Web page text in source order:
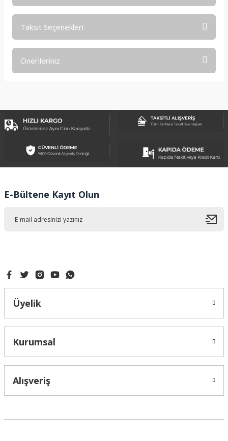
Taksit Seçenekleri
Önerileriniz
Görüş ve önerileriniz için teşekkür ederiz.
Ürün açıklamasında eksik bilgiler bulunuyor.
Ürün bilgilerinde hatalar bulunuyor.
Bu ürüne benzer farklı alternatifler olmalı.
E-Bültene Kayıt Olun
Üyelik
Kurumsal
Alışveriş